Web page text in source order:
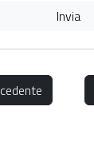
Invia